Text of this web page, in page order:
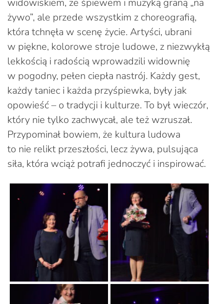
żywo”, ale przede wszystkim z choreografią,
która tchnęła w scenę życie. Artyści, ubrani
w piękne, kolorowe stroje ludowe, z niezwykłą
lekkością i radością wprowadzili widownię
w pogodny, pełen ciepła nastrój. Każdy gest,
każdy taniec i każda przyśpiewka, były jak
opowieść – o tradycji i kulturze. To był wieczór,
który nie tylko zachwycał, ale też wzruszał.
Przypominał bowiem, że kultura ludowa
to nie relikt przeszłości, lecz żywa, pulsująca
siła, która wciąż potrafi jednoczyć i inspirować.